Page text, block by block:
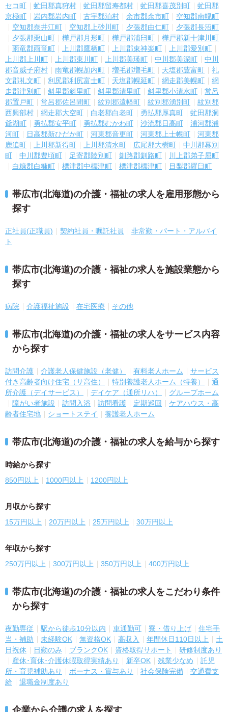
セコ町
虻田郡真狩村 虻田郡留寿都村 虻田郡喜茂別町
虻田郡
京極町
岩内郡岩内町 古宇郡泊村 余市郡余市町
空知郡南幌町
空知郡奈井江町
空知郡上砂川町 夕張郡由仁町
夕張郡長沼町
夕張郡栗山町
樺戸郡月形町 樺戸郡浦臼町
樺戸郡新十津川町
雨竜郡雨竜町
上川郡鷹栖町 上川郡東神楽町
上川郡愛別町
上川郡上川町
上川郡東川町 上川郡美瑛町 中川郡美深町
中川
郡音威子府村
雨竜郡幌加内町 増毛郡増毛町 天塩郡豊富町
礼
文郡礼文町
利尻郡利尻富士町 天塩郡幌延町 網走郡美幌町
網
走郡津別町
斜里郡斜里町 斜里郡清里町 斜里郡小清水町
常呂
郡置戸町
常呂郡佐呂間町 紋別郡遠軽町 紋別郡湧別町
紋別郡
西興部村
網走郡大空町 白老郡白老町 勇払郡厚真町
虻田郡洞
爺湖町
勇払郡安平町 勇払郡むかわ町 沙流郡日高町
浦河郡浦
河町
日高郡新ひだか町 河東郡音更町 河東郡上士幌町
河東郡
鹿追町
上川郡新得町 上川郡清水町 広尾郡大樹町
中川郡幕別
町
中川郡豊頃町 足寄郡陸別町 釧路郡釧路町
川上郡弟子屈町
白糠郡白糠町
標津郡中標津町 標津郡標津町 目梨郡羅臼町
帯広市(北海道)の介護・福祉の求人を雇用形態から
探す
正社員(正職員) 契約社員・嘱託社員
非常勤・パート・アルバイ
ト
帯広市(北海道)の介護・福祉の求人を施設業態から
探す
病院 介護福祉施設 在宅医療 その他
帯広市(北海道)の介護・福祉の求人をサービス内容
から探す
訪問介護 介護老人保健施設（老健） 有料老人ホーム
サービス
付き高齢者向け住宅（サ高住）
特別養護老人ホーム（特養）
通
所介護（デイサービス）
デイケア（通所リハ）
グループホーム
障がい者施設
訪問入浴 訪問看護 定期巡回
ケアハウス・高
齢者住宅地
ショートステイ 養護老人ホーム
帯広市(北海道)の介護・福祉の求人を給与から探す
時給から探す
850円以上 1000円以上 1200円以上
月収から探す
15万円以上 20万円以上 25万円以上 30万円以上
年収から探す
250万円以上 300万円以上 350万円以上 400万円以上
帯広市(北海道)の介護・福祉の求人をこだわり条件
から探す
夜勤専従 駅から徒歩10分以内 車通勤可 寮・借り上げ
住宅手
当・補助
未経験OK 無資格OK 高収入 年間休日110日以上
土
日祝休
日勤のみ ブランクOK 資格取得サポート
研修制度あり
産休･育休･介護休暇取得実績あり
新卒OK 残業少なめ
託児
所・育児補助あり
ボーナス・賞与あり 社会保険完備
交通費支
給
退職金制度あり